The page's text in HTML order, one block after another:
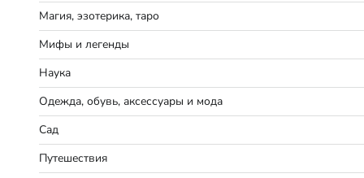
Магия, эзотерика, таро
Мифы и легенды
Наука
Одежда, обувь, аксессуары и мода
Сад
Путешествия